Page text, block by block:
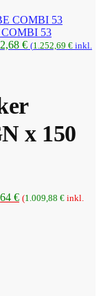
COMBI 53
€Aktueller
(1.252,69 € inkl.
x 150
€Aktueller
(1.009,88 € inkl.